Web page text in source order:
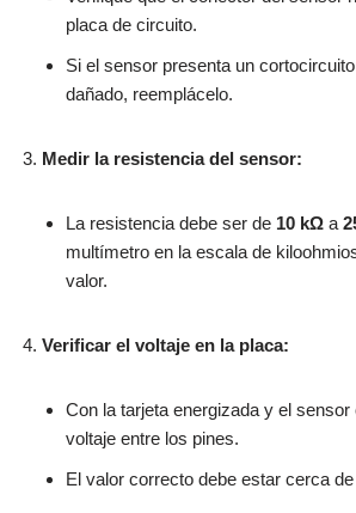
placa de circuito.
Si el sensor presenta un
dañado, reemplácelo.
Medir la resistencia del sensor:
La resistencia debe ser de 10 kΩ a
multímetro en la escala de
valor.
Verificar el voltaje en la placa:
Con la tarjeta energizada y el
voltaje entre los pines.
El valor correcto debe estar cerca de